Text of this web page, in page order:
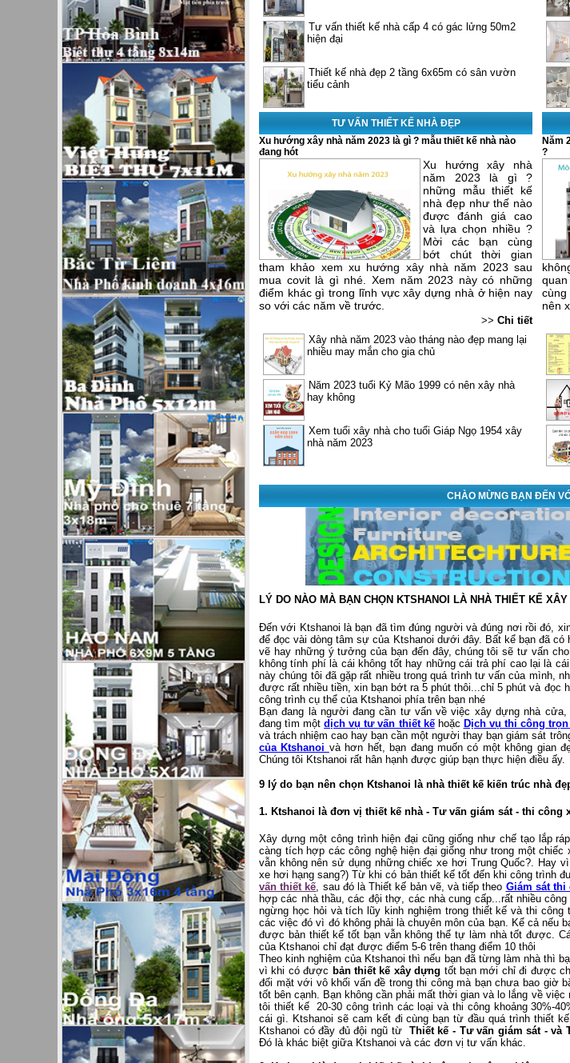
Tư vấn thiết kế nhà cấp 4 có gác lửng 50m2
hiện đại
Thiết kế nhà đẹp 2 tầng 6x65m có sân vườn
tiểu cảnh
TƯ VẤN THIẾT KẾ NHÀ ĐẸP
Xu hướng xây nhà năm 2023 là gì ? mẫu thiết kế nhà nào
đang hót
Xu hướng xây nhà
năm 2023 là gì ?
những mẫu thiết kế
nhà đẹp như thế nào
được đánh giá cao
và lựa chọn nhiều ?
Mời các bạn cùng
bớt chút thời gian
tham khảo xem xu hướng xây nhà năm 2023 sau
mua covit là gì nhé. Xem năm 2023 này có những
điểm khác gì trong lĩnh vực xây dựng nhà ở hiện nay
so với các năm về trước.
>> Chi tiết
Xây nhà năm 2023 vào tháng nào đẹp mang lại
nhiều may mắn cho gia chủ
Năm 2023 tuổi Kỷ Mão 1999 có nên xây nhà
hay không
Xem tuổi xây nhà cho tuổi Giáp Ngọ 1954 xây
nhà năm 2023
Năm
?
nên
CHÀO MỪNG BẠN ĐẾN
LÝ DO NÀO MÀ BẠN CHỌN KTSHANOI LÀ NHÀ THIẾT KẾ XÂY
Đến với Ktshanoi là bạn đã tìm đúng người và đúng nơi rồi đó,
để đọc vài dòng tâm sự của Ktshanoi dưới đây. Bất kể bạn đã có
vẽ hay những ý tưởng của bạn đến đây, chúng tôi sẽ tư vấn
không tính phí là cái không tốt hay những cái trả phí cao lại là
này chúng tôi đã gặp rất nhiều trong quá trình tư vấn của mình,
được rất nhiều tiền, xin bạn bớt ra 5 phút thôi...chỉ 5 phút và đọc
công trình cụ thể của Ktshanoi phía trên bạn nhé
Bạn đang là người đang cần tư vấn về việc xây dựng nhà cửa,
đang tìm mộtdịch vụ tư vấn thiết kếhoặc Dịch vụ thi công
và trách nhiệm cao hay bạn cần một người thay bạn giám sát
của Ktshanoi và hơn hết, bạn đang muốn có một không gian
Chúng tôi Ktshanoi rất hân hạnh được giúp bạn thực hiện điều ấy.
9 lý do bạn nên chọn Ktshanoi là nhà thiết kế kiến trúc nhà
1. Ktshanoi là đơn vị thiết kế nhà - Tư vấn giám sát - thi
Xây dựng một công trình hiện đại cũng giống như chế tạo lắp
càng tích hợp các công nghệ hiện đại giống như trong một
vẫn không nên sử dụng những chiếc xe hơi Trung Quốc?. Hay
xe hơi hạng sang?) Từ khi có bản thiết kế tốt đến khi công trình
vấn thiết kế , sau đó là Thiết kế bản vẽ, và tiếp theo Giám sát thi
hợp các nhà thầu, các đội thợ, các nhà cung cấp...rất nhiều
ngừng học hỏi và tích lũy kinh nghiệm trong thiết kế và thi
các việc đó vì đó không phải là chuyên môn của bạn. Kể cả nếu
được bản thiết kế tốt bạn vẫn không thể tự làm nhà tốt được.
của Ktshanoi chỉ đạt được điểm 5-6 trên thang điểm 10 thôi
Theo kinh nghiệm của Ktshanoi thì nếu bạn đã từng làm nhà thì
vì khi có được bản thiết kế xây dựng tốt bạn mới chỉ đi được
đối mặt với vô khối vấn đề trong thi công mà bạn chưa bao giờ
tốt bên cạnh. Bạn không cần phải mất thời gian và lo lắng về
tôi thiết kế 20-30 công trình các loại và thi công khoảng 30%-
cái gì. Ktshanoi sẽ cam kết đi cùng bạn từ đầu quá trình thiết
Ktshanoi có đầy đủ đội ngũ từ Thiết kế - Tư vấn giám sát - và
Đó là khác biệt giữa Ktshanoi và các đơn vị tư vấn khác.